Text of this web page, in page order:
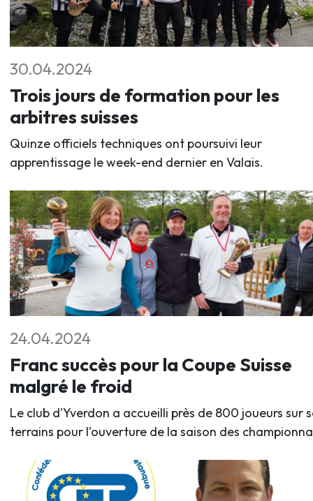
30.04.2024
Trois jours de formation pour les
arbitres suisses
Quinze officiels techniques ont poursuivi leur
apprentissage le week-end dernier en Valais.
24.04.2024
Franc succès pour la Coupe Suisse
malgré le froid
Le club d'Yverdon a accueilli près de 800 joueurs sur
terrains pour l'ouverture de la saison des